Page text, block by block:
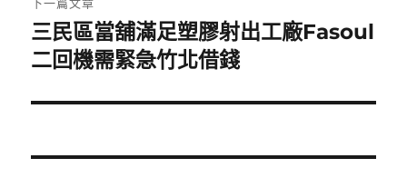
下
一
文
三民區當舖滿足塑膠射出工廠Fasoul
二回機需緊急竹北借錢